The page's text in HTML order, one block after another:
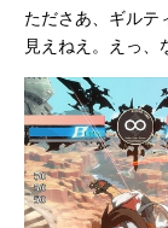
たださあ、ギルテ
見えねえ。えっ、